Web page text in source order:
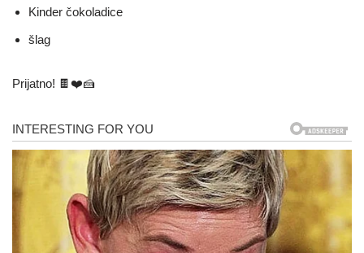
Kinder čokoladice
šlag
Prijatno! 🍫❤️🍰